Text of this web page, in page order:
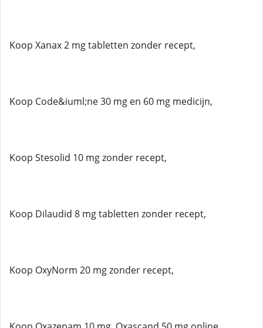
Koop Xanax 2 mg tabletten zonder recept,
Koop Code&iuml;ne 30 mg en 60 mg medicijn,
Koop Stesolid 10 mg zonder recept,
Koop Dilaudid 8 mg tabletten zonder recept,
Koop OxyNorm 20 mg zonder recept,